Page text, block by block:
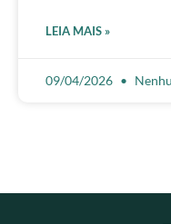
LEIA MAIS »
09/04/2026